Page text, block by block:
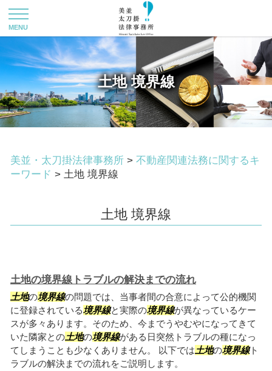
土地 境界線
美並・太刀掛法律事務所 > 不動産関連法務に関するキ
ーワード > 土地 境界線
土地 境界線
土地の境界線トラブルの解決までの流れ
土地の境界線の問題では、当事者間の合意によって公的機関
に登録されている境界線と実際の境界線が異なっているケー
スが多々あります。そのため、今までうやむやになってきて
いた隣家との土地の境界線がある日突然トラブルの種になっ
てしまうことも少なくありません。 以下では 土地の境界線ト
ラブルの解決までの流れをご説明します。